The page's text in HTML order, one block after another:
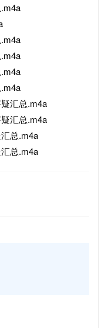
汇总.m4a
汇总.m4a
总.m4a
总.m4a